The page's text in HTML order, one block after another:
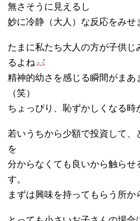
無さそうに見えるし
妙に冷静（大人）な反応をみせ
たまに私たち大人の方が子供じ
るよね
精神的幼さを感じる瞬間がまあ
（笑）
ちょっぴり、恥ずかしくなる時
若いうちから少額で投資して、
を
分からなくても良いから触らせ
す。
まずは興味を持ってもらう所か